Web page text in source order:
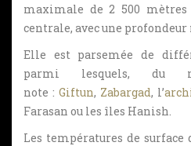
maximale de 2 500
centrale, avec une profondeur
Elle est parsemée de
parmi lesquels, du
note : Giftun, Zabargad, l’
Farasan ou les îles Hanish.
Les températures de surface